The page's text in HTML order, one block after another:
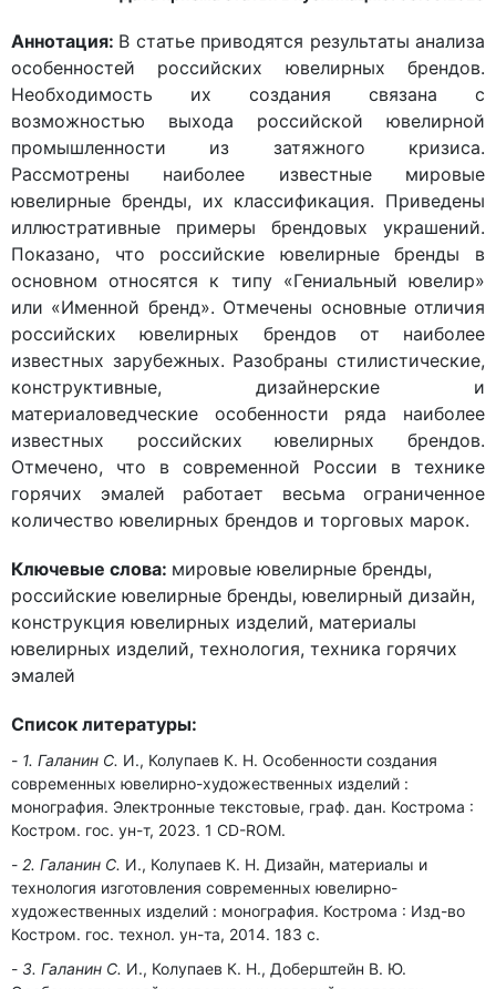
Аннотация: В статье приводятся результаты анализа
особенностей российских ювелирных брендов.
Необходимость их создания связана с
возможностью выхода российской ювелирной
промышленности из затяжного кризиса.
Рассмотрены наиболее известные мировые
ювелирные бренды, их классификация. Приведены
иллюстративные примеры брендовых украшений.
Показано, что российские ювелирные бренды в
основном относятся к типу «Гениальный ювелир»
или «Именной бренд». Отмечены основные отличия
российских ювелирных брендов от наиболее
известных зарубежных. Разобраны стилистические,
конструктивные, дизайнерские и
материаловедческие особенности ряда наиболее
известных российских ювелирных брендов.
Отмечено, что в современной России в технике
горячих эмалей работает весьма ограниченное
количество ювелирных брендов и торговых марок.
Ключевые слова: мировые ювелирные бренды,
российские ювелирные бренды, ювелирный дизайн,
конструкция ювелирных изделий, материалы
ювелирных изделий, технология, техника горячих
эмалей
Список литературы:
1. Галанин С. И., Колупаев К. Н. Особенности создания
современных ювелирно-художественных изделий :
монография. Электронные текстовые, граф. дан. Кострома :
Костром. гос. ун-т, 2023. 1 CD-ROM.
2. Галанин С. И., Колупаев К. Н. Дизайн, материалы и
технология изготовления современных ювелирно-
художественных изделий : монография. Кострома : Изд-во
Костром. гос. технол. ун-та, 2014. 183 с.
3. Галанин С. И., Колупаев К. Н., Доберштейн В. Ю.